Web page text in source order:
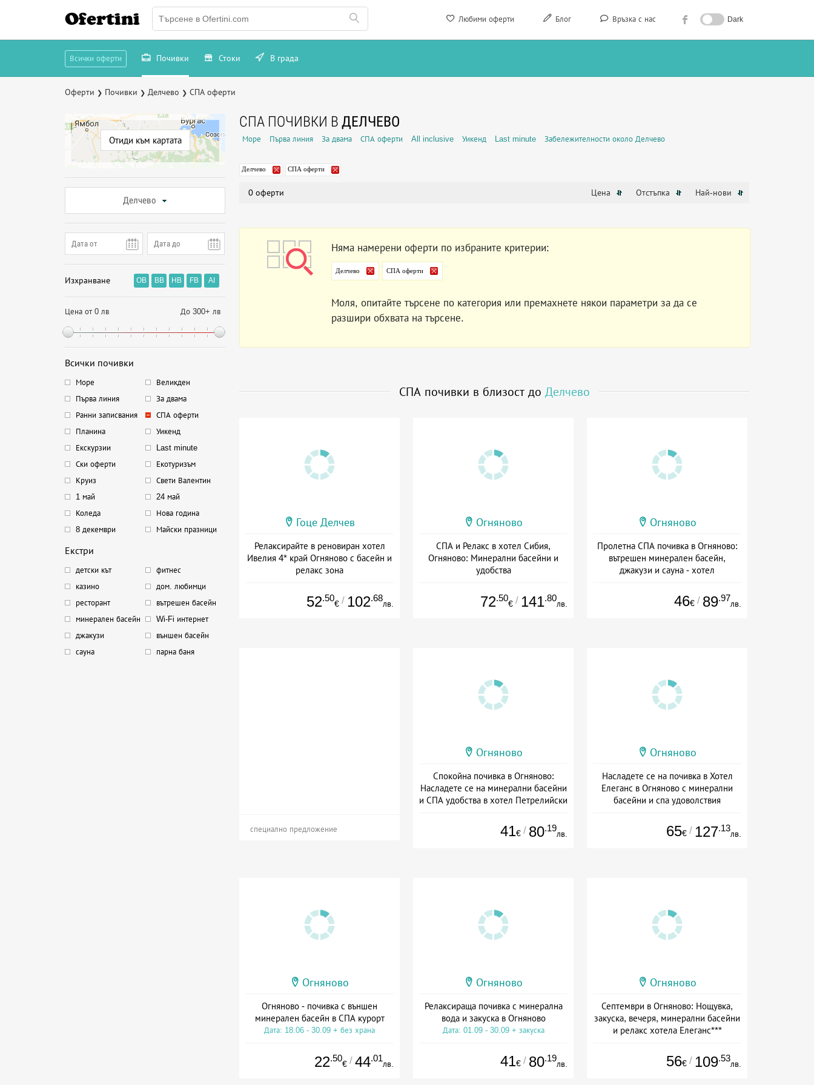
Любими оферти Блог Връзка с нас Dark
Ofertini
Всички оферти Почивки Стоки В града
Оферти ❯ Почивки ❯ Делчево ❯ СПА оферти
Отиди към картата
Делчево
Изхранване OB BB HB FB AI
Цена от 0 лв До 300+ лв
Всички почивки
Море
Великден
Първа линия
За двама
Ранни записвания
СПА оферти
Планина
Уикенд
Екскурзии
Last minute
Ски оферти
Екотуризъм
Круиз
Свети Валентин
1 май
24 май
Коледа
Нова година
8 декември
Майски празници
Екстри
детски кът
фитнес
казино
дом. любимци
ресторант
вътрешен басейн
минерален басейн
Wi-Fi интернет
джакузи
външен басейн
сауна
парна баня
СПА ПОЧИВКИ В ДЕЛЧЕВО
Море Първа линия За двама СПА оферти All inclusive Уикенд Last minute Забележителности около Делчево
Делчево СПА оферти
0 оферти Цена Отстъпка Най-нови
Няма намерени оферти по избраните критерии:
Делчево СПА оферти
Моля, опитайте търсене по категория или премахнете някои параметри за да се
разшири обхвата на търсене.
СПА почивки в близост до Делчево
Гоце Делчев
Релаксирайте в реновиран хотел
Ивелия 4* край Огняново с басейн и
релакс зона
52.50
€ / 102.68
лв.
Огняново
СПА и Релакс в хотел Сибия,
Огняново: Минерални басейни и
удобства
72.50
€ / 141.80
лв.
Огняново
Пролетна СПА почивка в Огняново:
вътрешен минерален басейн,
джакузи и сауна - хотел
Дата: 01.07 - 31.08 + полупансион
46€ / 89.97
лв.
специално предложение
Огняново
Спокойна почивка в Огняново:
Насладете се на минерални басейни
и СПА удобства в хотел Петрелийски
41€ / 80.19
лв.
Огняново
Насладете се на почивка в Хотел
Елеганс в Огняново с минерални
басейни и спа удоволствия
65€ / 127.13
лв.
Огняново
Огняново - почивка с външен
минерален басейн в СПА курорт
Дата: 18.06 - 30.09 + без храна
22.50
€ / 44.01
лв.
Огняново
Релаксираща почивка с минерална
вода и закуска в Огняново
Дата: 01.09 - 30.09 + закуска
41€ / 80.19
лв.
Огняново
Септември в Огняново: Нощувка,
закуска, вечеря, минерални басейни
и релакс хотела Елеганс***
56€ / 109.53
лв.